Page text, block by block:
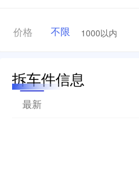
价格 不限 1000以内
拆车件信息
最新